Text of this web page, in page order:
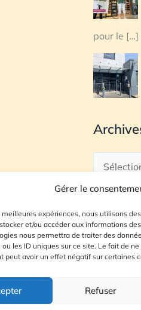
Gérer le
meilleures expériences, nous utilisons
et/ou accéder aux informations
nous permettra de traiter des
les ID uniques sur ce site. Le fait de
peut avoir un effet négatif sur certaines
Refuser
pour le […]
du site